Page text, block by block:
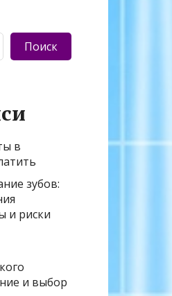
Поиск
в
зубов:
и риски
и выбор